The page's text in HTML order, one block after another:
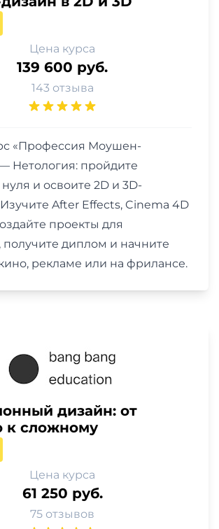
Цена курса
139 600 руб.
143 отзыва
«Профессия Моушен-
Нетология: пройдите
и освоите 2D и 3D-
After Effects, Cinema 4D
проекты для
диплом и начните
рекламе или на фрилансе.
дизайн: от
к сложному
Цена курса
61 250 руб.
75 отзывов